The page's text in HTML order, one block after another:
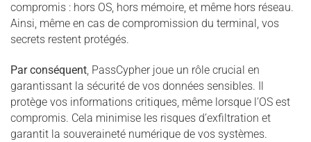
compromis : hors OS, hors mémoire, et même hors réseau.
Ainsi, même en cas de compromission du terminal, vos
secrets restent protégés.
Par conséquent, PassCypher joue un rôle crucial en
garantissant la sécurité de vos données sensibles. Il
protège vos informations critiques, même lorsque l’OS est
compromis. Cela minimise les risques d’exfiltration et
garantit la souveraineté numérique de vos systèmes.